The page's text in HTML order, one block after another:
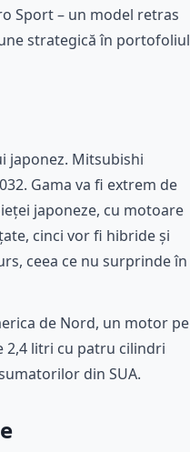
Sport – un model retras
strategică în portofoliul
japonez. Mitsubishi
Gama va fi extrem de
japoneze, cu motoare
cinci vor fi hibride și
ceea ce nu surprinde în
de Nord, un motor pe
2,4 litri cu patru cilindri
din SUA.